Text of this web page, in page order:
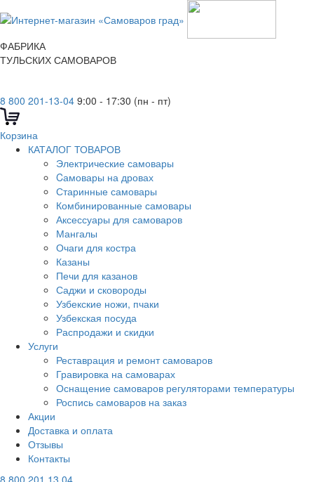
ФАБРИКА
ТУЛЬСКИХ САМОВАРОВ
8 800 201-13-04 9:00 - 17:30 (пн - пт)
Корзина
КАТАЛОГ ТОВАРОВ
Электрические самовары
Cамовары на дровах
Старинные самовары
Комбинированные самовары
Аксессуары для самоваров
Мангалы
Очаги для костра
Казаны
Печи для казанов
Саджи и сковороды
Узбекские ножи, пчаки
Узбекская посуда
Распродажи и скидки
Услуги
Реставрация и ремонт самоваров
Гравировка на самоварах
Оснащение самоваров регуляторами температуры
Роспись самоваров на заказ
Акции
Доставка и оплата
Отзывы
Контакты
8 800 201 13 04